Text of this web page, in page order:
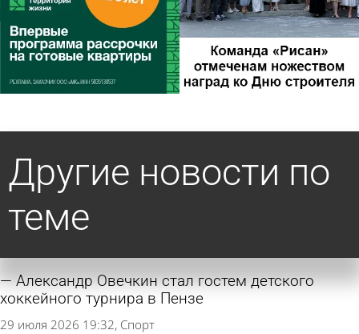
Другие новости по
теме
Александр Овечкин стал гостем детского
хоккейного турнира в Пензе
29 июля 2026 19:32 Спорт